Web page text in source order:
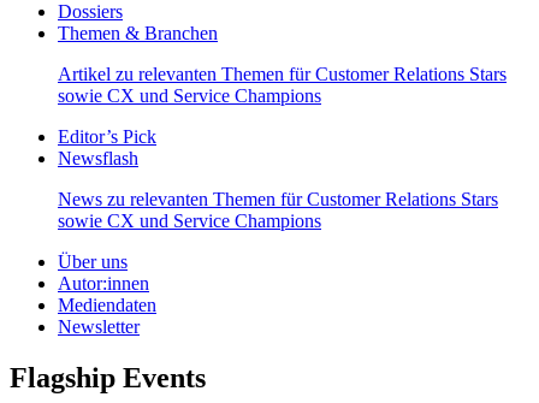
Dossiers
Themen & Branchen
Artikel zu relevanten Themen für Customer Relations Stars
sowie CX und Service Champions
Editor’s Pick
Newsflash
News zu relevanten Themen für Customer Relations Stars
sowie CX und Service Champions
Über uns
Autor:innen
Mediendaten
Newsletter
Flagship Events